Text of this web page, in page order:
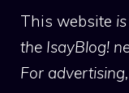
This website
the IsayBlog!
For